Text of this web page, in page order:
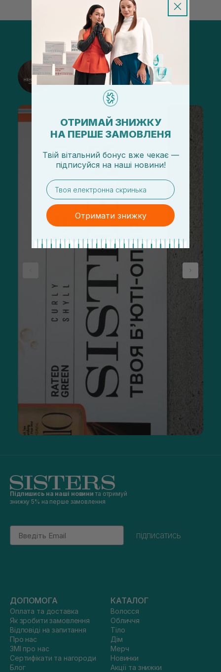
@sisters_stelmakh в Instagram
Підписатися
Підпишись на наші новини та отримуй
знижку 5% на перше замовлення
Email
підписатись
ДОПОМОГА
Оплата та доставка
Як зробити замовлення
Відповіді на запитання
Про нас
ЗМІ про нас
Сертифікати та нагороди
Блог
КАТАЛОГ
Волосся
Обличчя
Тіло
Дім
Мерч
Новинки
Акції та знижки
ОТРИМАЙ ЗНИЖКУ
НА ПЕРШЕ ЗАМОВЛЕНЯ
Твій вітальний бонус вже чекає —
підписуйся на наші новини!
email
Отримати знижку